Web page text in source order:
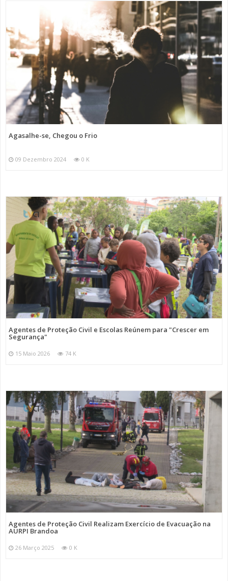
Agasalhe-se, Chegou o Frio
09 Dezembro 2024 0 K
Agentes de Proteção Civil e Escolas Reúnem para "Crescer em
Segurança"
15 Maio 2026 74 K
Agentes de Proteção Civil Realizam Exercício de Evacuação na
AURPI Brandoa
26 Março 2025 0 K